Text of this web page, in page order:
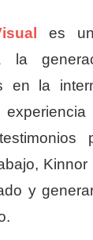
es
la
en la
y